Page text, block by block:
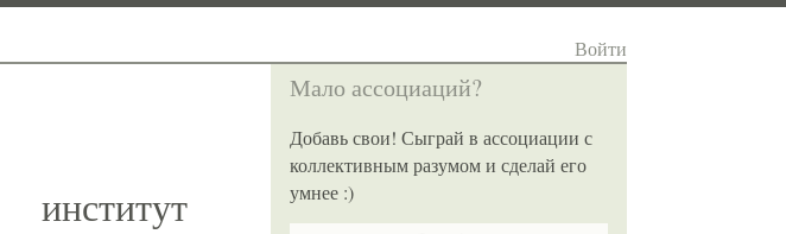
Войти
институт
Мало ассоциаций?
Добавь свои! Сыграй в ассоциации с
коллективным разумом и сделай его
умнее :)